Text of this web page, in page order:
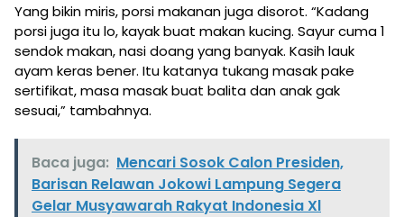
Yang bikin miris, porsi makanan juga disorot. “Kadang
porsi juga itu lo, kayak buat makan kucing. Sayur cuma 1
sendok makan, nasi doang yang banyak. Kasih lauk
ayam keras bener. Itu katanya tukang masak pake
sertifikat, masa masak buat balita dan anak gak
sesuai,” tambahnya.
Baca juga: Mencari Sosok Calon Presiden,
Barisan Relawan Jokowi Lampung Segera
Gelar Musyawarah Rakyat Indonesia Xl